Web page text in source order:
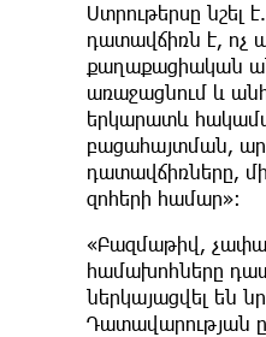
Ստրութերսը նշել
դատավճիռն է, ոչ
քաղաքացիական
առաջացնում և
երկարատև
բացահայտման,
դատավճիռները,
զոհերի համար»։
«Բազմաթիվ,
համախոհները
ներկայացվել են
Դատավարության